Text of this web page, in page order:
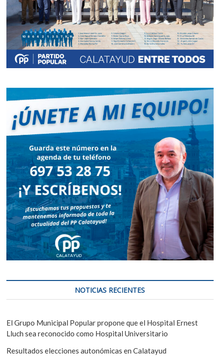
NOTICIAS RECIENTES
El Grupo Municipal Popular propone que el Hospital Ernest
Lluch sea reconocido como Hospital Universitario
Resultados elecciones autonómicas en Calatayud